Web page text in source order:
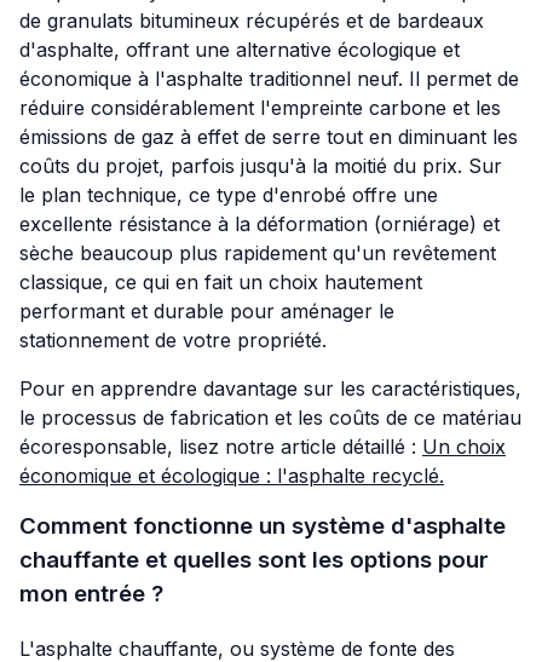
de granulats bitumineux récupérés et de bardeaux
d'asphalte, offrant une alternative écologique et
économique à l'asphalte traditionnel neuf. Il permet de
réduire considérablement l'empreinte carbone et les
émissions de gaz à effet de serre tout en diminuant les
coûts du projet, parfois jusqu'à la moitié du prix. Sur
le plan technique, ce type d'enrobé offre une
excellente résistance à la déformation (orniérage) et
sèche beaucoup plus rapidement qu'un revêtement
classique, ce qui en fait un choix hautement
performant et durable pour aménager le
stationnement de votre propriété.
Pour en apprendre davantage sur les caractéristiques,
le processus de fabrication et les coûts de ce matériau
écoresponsable, lisez notre article détaillé : Un choix
économique et écologique : l'asphalte recyclé.
Comment fonctionne un système d'asphalte
chauffante et quelles sont les options pour
mon entrée ?
L'asphalte chauffante, ou système de fonte des